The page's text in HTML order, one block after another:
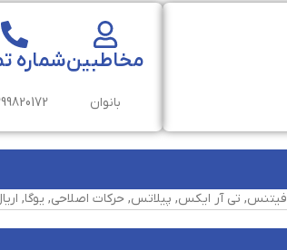
مخاطبین
بانوان
شماره
فیتنس, تی آر ایکس, پیلاتس, حرکات اصلاحی, یوگا,